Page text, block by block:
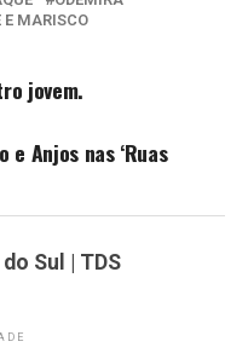
E MARISCO
jovem.
Anjos nas ‘Ruas
Sul | TDS